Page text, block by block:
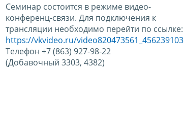
Семинар состоится в режиме видео-
конференц-связи. Для подключения к
трансляции необходимо перейти по ссылке:
https://vkvideo.ru/video820473561_456239103
Телефон +7 (863) 927-98-22
(Добавочный 3303, 4382)